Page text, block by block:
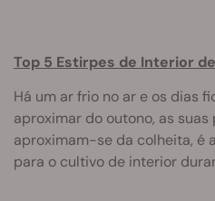
Top 5 Estirpes de Interior
Há um ar frio no ar e os dias
aproximar do outono, as
aproximam-se da colheita, é
para o cultivo de interior